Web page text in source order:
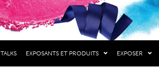
TALKS EXPOSANTS ET PRODUITS EXPOSER